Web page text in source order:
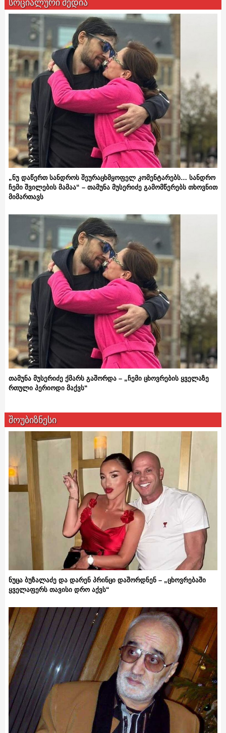
სოციალური მედია
„ნუ დაწერთ სანდროს შეურაცხმყოფელ კომენტარებს… სანდრო
ჩემი შვილების მამაა“ – თამუნა მუსერიძე გამომწერებს თხოვნით
მიმართავს
თამუნა მუსერიძე ქმარს გაშორდა – „ჩემი ცხოვრების ყველაზე
რთული პერიოდი მაქვს“
შოუბიზნესი
ნუცა ბუზალაძე და დარენ პრინცი დაშორდნენ – „ცხოვრებაში
ყველაფერს თავისი დრო აქვს“